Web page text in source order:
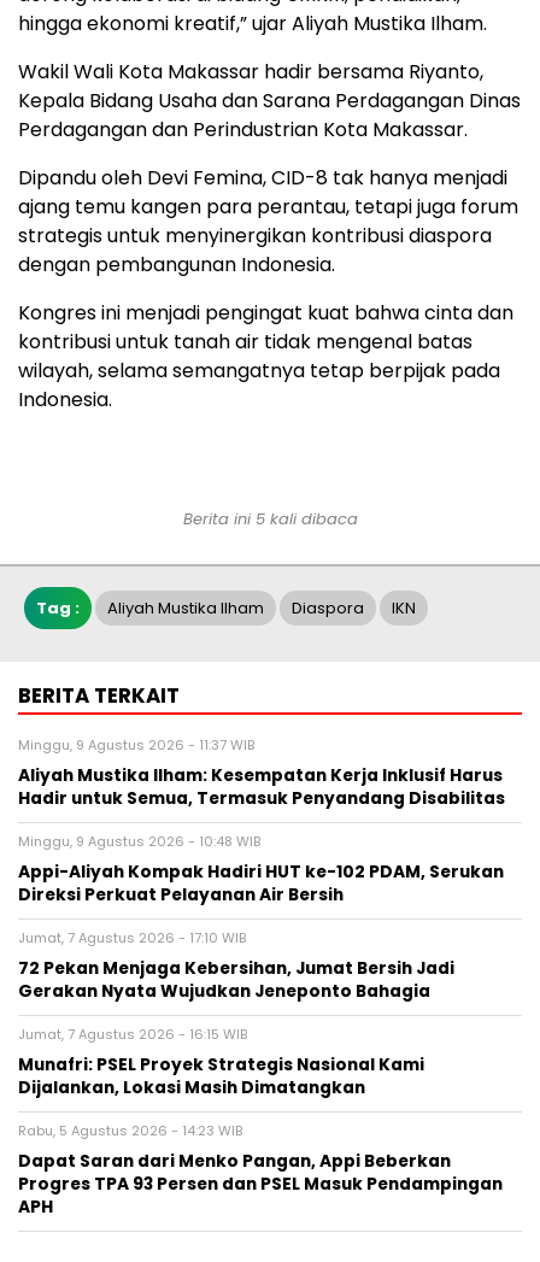
hingga ekonomi kreatif,” ujar Aliyah Mustika Ilham.
Wakil Wali Kota Makassar hadir bersama Riyanto,
Kepala Bidang Usaha dan Sarana Perdagangan Dinas
Perdagangan dan Perindustrian Kota Makassar.
Dipandu oleh Devi Femina, CID-8 tak hanya menjadi
ajang temu kangen para perantau, tetapi juga forum
strategis untuk menyinergikan kontribusi diaspora
dengan pembangunan Indonesia.
Kongres ini menjadi pengingat kuat bahwa cinta dan
kontribusi untuk tanah air tidak mengenal batas
wilayah, selama semangatnya tetap berpijak pada
Indonesia.
Berita ini 5 kali dibaca
Tag : Aliyah Mustika Ilham Diaspora IKN
BERITA TERKAIT
Minggu, 9 Agustus 2026 - 11:37 WIB
Aliyah Mustika Ilham: Kesempatan Kerja Inklusif Harus
Hadir untuk Semua, Termasuk Penyandang Disabilitas
Minggu, 9 Agustus 2026 - 10:48 WIB
Appi-Aliyah Kompak Hadiri HUT ke-102 PDAM, Serukan
Direksi Perkuat Pelayanan Air Bersih
Jumat, 7 Agustus 2026 - 17:10 WIB
72 Pekan Menjaga Kebersihan, Jumat Bersih Jadi
Gerakan Nyata Wujudkan Jeneponto Bahagia
Jumat, 7 Agustus 2026 - 16:15 WIB
Munafri: PSEL Proyek Strategis Nasional Kami
Dijalankan, Lokasi Masih Dimatangkan
Rabu, 5 Agustus 2026 - 14:23 WIB
Dapat Saran dari Menko Pangan, Appi Beberkan
Progres TPA 93 Persen dan PSEL Masuk Pendampingan
APH